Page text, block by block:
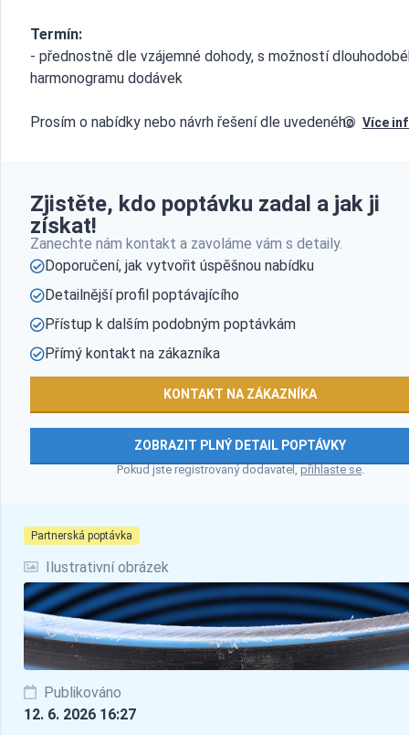
Partnerská poptávka
Ilustrativní obrázek
Publikováno
12. 6. 2026 16:27
Termín:
- přednostně dle vzájemné dohody, s možností
harmonogramu dodávek
Prosím o nabídky nebo návrh řešení dle uvedeného Více
Zjistěte, kdo poptávku zadal a jak ji
získat!
Zanechte nám kontakt a zavoláme vám s detaily.
Doporučení, jak vytvořit úspěšnou nabídku
Detailnější profil poptávajícího
Přístup k dalším podobným poptávkám
Přímý kontakt na zákazníka
KONTAKT NA ZÁKAZNÍKA
ZOBRAZIT PLNÝ DETAIL POPTÁVKY
Pokud jste registrovaný dodavatel, přihlaste se.